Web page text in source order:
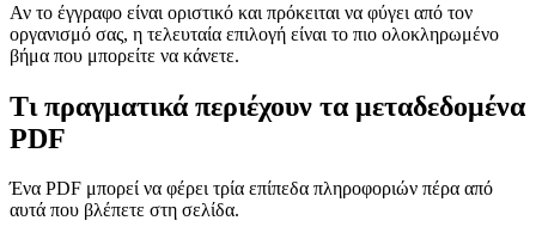
Αν το έγγραφο είναι οριστικό και πρόκειται να φύγει από τον
οργανισμό σας, η τελευταία επιλογή είναι το πιο ολοκληρωμένο
βήμα που μπορείτε να κάνετε.
Τι πραγματικά περιέχουν τα μεταδεδομένα
PDF
Ένα PDF μπορεί να φέρει τρία επίπεδα πληροφοριών πέρα από
αυτά που βλέπετε στη σελίδα.